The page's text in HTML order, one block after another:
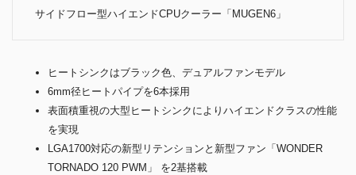
サイドフロー型ハイエンドCPUクーラー「MUGEN6」
ヒートシンクはブラック色、デュアルファンモデル
6mm径ヒートパイプを6本採用
表面積重視の大型ヒートシンクによりハイエンドクラスの性能
を実現
LGA1700対応の新型リテンションと新型ファン「WONDER
TORNADO 120 PWM」 を2基搭載